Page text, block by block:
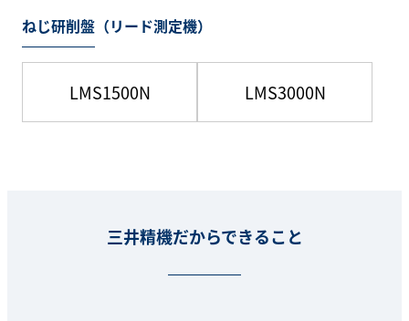
ねじ研削盤（リード測定機）
LMS1500N LMS3000N
三井精機だからできること